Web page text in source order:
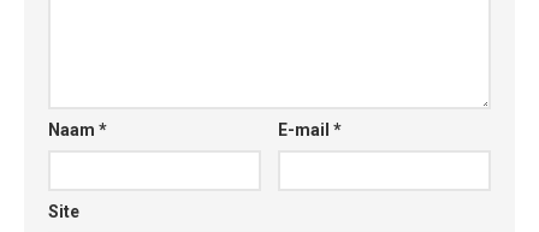
Naam * E-mail*
Site